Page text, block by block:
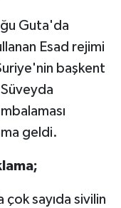
Guta'da
Esad rejimi
başkent
geldi.
çok sayıda sivilin